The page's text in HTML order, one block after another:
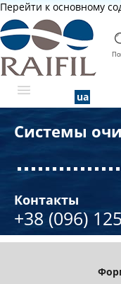
Перейти к основному
О КОМПАНИИ
НОВОСТИ
ЦЕНТР ЗНАНИЙ
Системы
Контакты
+38 (096)